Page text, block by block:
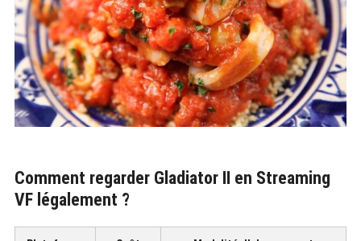
Comment regarder Gladiator II en Streaming
VF légalement ?